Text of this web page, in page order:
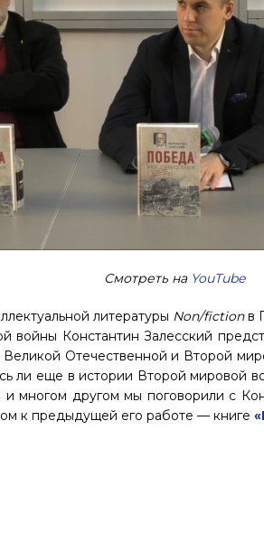
Смотреть на YouTube
литературы Non/fictionв
войны Константин Залесский
Отечественной и Второй
ли еще в истории Второй мировой
многом другом мы поговорили с
к предыдущей его работе — книге